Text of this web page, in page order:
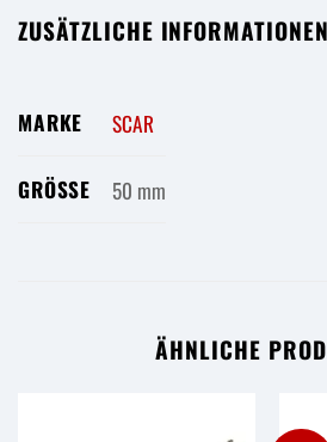
ZUSÄTZLICHE INFORMATIONEN
MARKE SCAR
GRÖSSE 50 mm
ÄHNLICHE